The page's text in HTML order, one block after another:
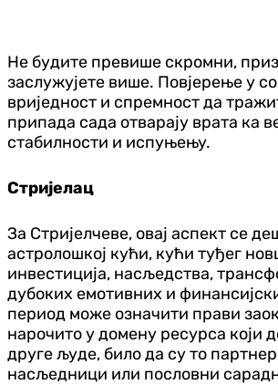
Не будите превише скромни,
заслужујете више. Повјерење у
вриједност и спремност да
припада сада отварају врата ка
стабилности и испуњењу.
Стријелац
За Стријелчеве, овај аспект се
астролошкој кући, кући туђег
инвестиција, насљедства,
дубоких емотивних и
период може означити прави
нарочито у домену ресурса који
друге људе, било да су то
насљедници или пословни